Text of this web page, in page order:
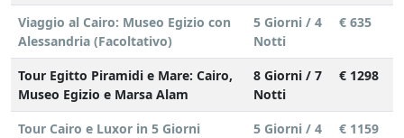
Viaggio al Cairo: Museo Egizio con
Alessandria (Facoltativo)
5 Giorni / 4
Notti
€ 635
Tour Egitto Piramidi e Mare: Cairo,
Museo Egizio e Marsa Alam
8 Giorni / 7
Notti
€ 1298
Tour Cairo e Luxor in 5 Giorni
5 Giorni / 4
€ 1159